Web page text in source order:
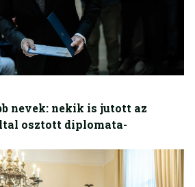
nevek: nekik is jutott az
osztott diplomata-